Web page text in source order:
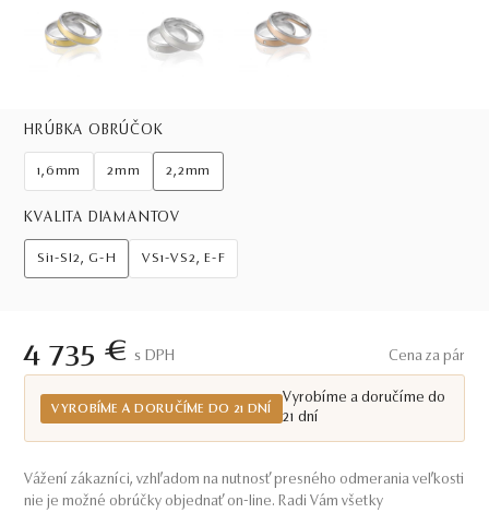
HRÚBKA OBRÚČOK
1,6mm 2mm 2,2mm
KVALITA DIAMANTOV
Si1-SI2, G-H VS1-VS2, E-F
4 735 € S DPH Cena za pár
VYROBÍME A DORUČÍME DO 21 DNÍ
Vyrobíme a doručíme do
21 dní
Vážení zákazníci, vzhľadom na nutnosť presného odmerania veľkosti
nie je možné obrúčky objednať on-line. Radi Vám všetky